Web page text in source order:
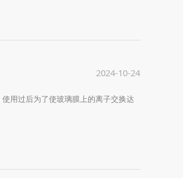
2024-10-24
用过后为了使玻璃膜上的离子交换达